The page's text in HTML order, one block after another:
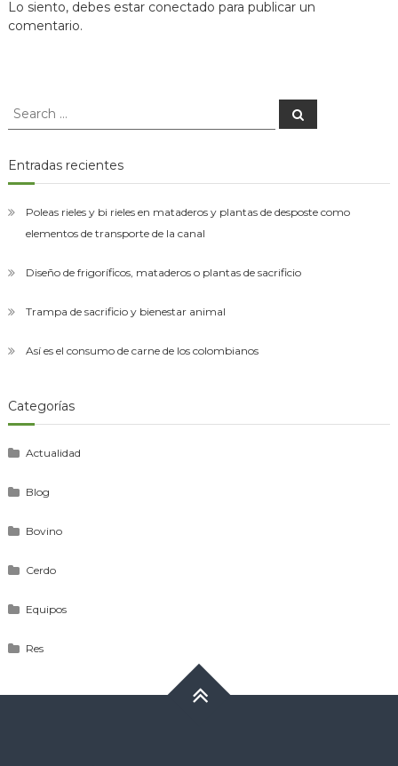
asesorías
para
de
Lo siento, debes estar conectado para publicar un
comentario.
Search
Search
Entradas recientes
Poleas rieles y bi rieles en mataderos y plantas de desposte como
elementos de transporte de la canal
Diseño de frigoríficos, mataderos o plantas de sacrificio
Trampa de sacrificio y bienestar animal
Así es el consumo de carne de los colombianos
Categorías
Actualidad
Blog
Bovino
Cerdo
Equipos
Res